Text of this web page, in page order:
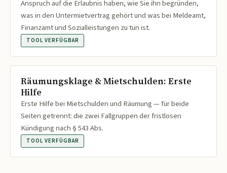
Anspruch auf die Erlaubnis haben, wie Sie ihn begründen,
was in den Untermietvertrag gehört und was bei Meldeamt,
Finanzamt und Sozialleistungen zu tun ist.
TOOL VERFÜGBAR
Räumungsklage & Mietschulden: Erste
Hilfe
Erste Hilfe bei Mietschulden und Räumung — für beide
Seiten getrennt: die zwei Fallgruppen der fristlosen
Kündigung nach § 543 Abs.
TOOL VERFÜGBAR